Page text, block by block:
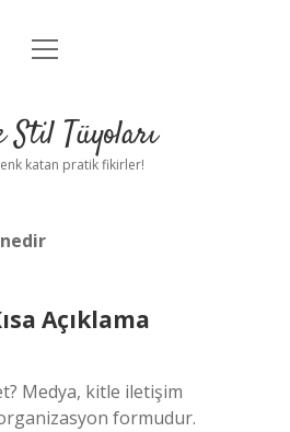
Anasayfa
Yasal Uyarı
menüyü
Stil Tüyoları
katan pratik fikirler!
Açıklama
Medya, kitle iletişim
formudur.